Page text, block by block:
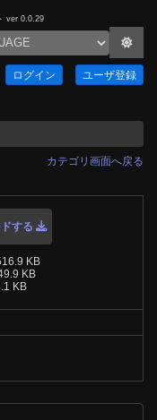
ver 0.0.29
ログイン ユーザ登録
カテゴリ画面へ戻る
する
KB
KB
KB